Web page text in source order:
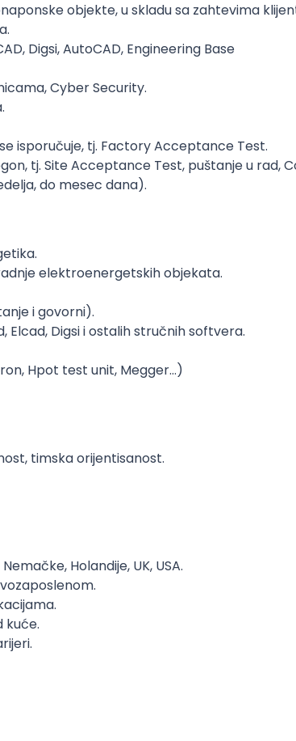
objekte, u skladu sa zahtevima
Digsi, AutoCAD, Engineering Base
Cyber Security.
isporučuje, tj. Factory Acceptance Test.
tj. Site Acceptance Test, puštanje u rad,
do mesec dana).
elektroenergetskih objekata.
i govorni).
Elcad, Digsi i ostalih stručnih softvera.
Hpot test unit, Megger…)
timska orijentisanost.
Holandije, UK, USA.
kuće.